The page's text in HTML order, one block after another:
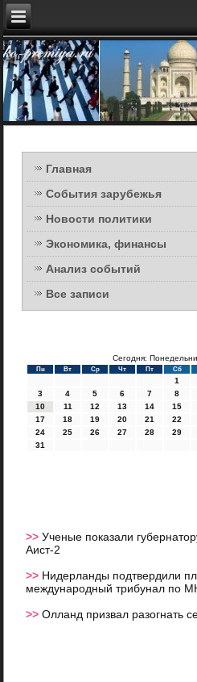
Главная
События зарубежья
Новости политики
Экономика, финансы
Анализ событий
Все записи
Сегодня:
Пн Вт Ср Чт Пт Сб
1
3
4 5 6 7 8
10
11 12 13 14 15
17
18 19 20 21 22
24
25 26 27 28 29
31
>>Ученые показали
Аист-2
>> Нидерланды подтвердили
международный трибунал по
>>Олланд призвал разогнать